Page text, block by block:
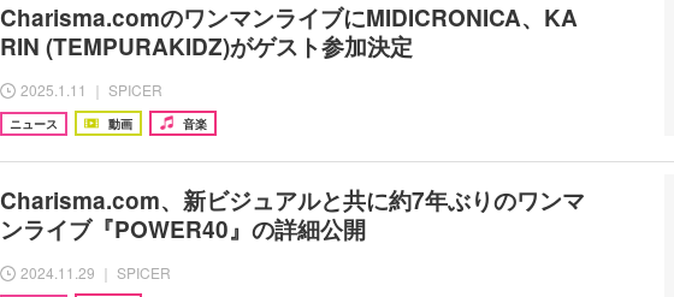
Charisma.comのワンマンライブにMIDICRONICA、KA
RIN (TEMPURAKIDZ)がゲスト参加決定
2025.1.11 ｜ SPICER
ニュース 動画 音楽
Charisma.com、新ビジュアルと共に約7年ぶりのワンマ
ンライブ『POWER40』の詳細公開
2024.11.29 ｜ SPICER